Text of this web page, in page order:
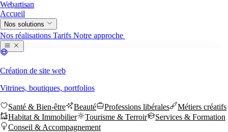
Webartisan
Accueil
Nos solutions
Nos réalisations Tarifs Notre approche
Création de site web
Vitrines, boutiques, portfolios
Santé & Bien-être Beauté Professions libérales
Métiers créatifs
Habitat & Immobilier
Tourisme & Terroir
Services & Formation
Conseil & Accompagnement